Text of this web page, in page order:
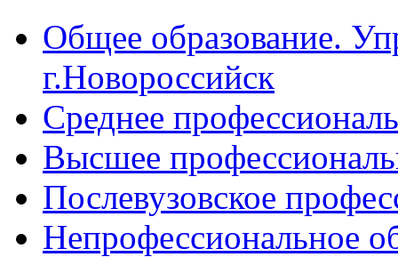
Общее образование.
г.Новороссийск
Среднее
Высшее
Послевузовское
Непрофессиональное